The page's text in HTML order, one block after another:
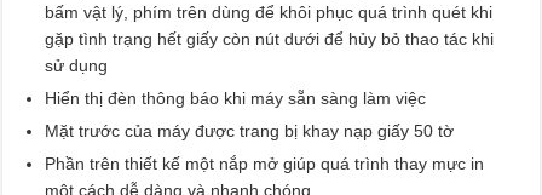
bấm vật lý, phím trên dùng để khôi phục quá trình quét khi
gặp tình trạng hết giấy còn nút dưới để hủy bỏ thao tác khi
sử dụng
Hiển thị đèn thông báo khi máy sẵn sàng làm việc
Mặt trước của máy được trang bị khay nạp giấy 50 tờ
Phần trên thiết kế một nắp mở giúp quá trình thay mực in
một cách dễ dàng và nhanh chóng